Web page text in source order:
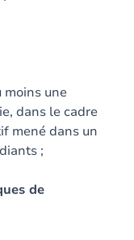
moins une
dans le cadre
mené dans un
;
de